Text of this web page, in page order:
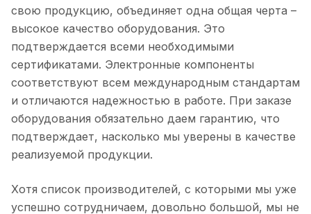
схемах.
температурной стабильности и других
параметрах электронных систем.
свою продукцию, объединяет одна общая черта –
высокое качество оборудования. Это
подтверждается всеми необходимыми
сертификатами. Электронные компоненты
соответствуют всем международным стандартам
и отличаются надежностью в работе. При заказе
оборудования обязательно даем гарантию, что
подтверждает, насколько мы уверены в качестве
реализуемой продукции.
Хотя список производителей, с которыми мы уже
успешно сотрудничаем, довольно большой, мы не